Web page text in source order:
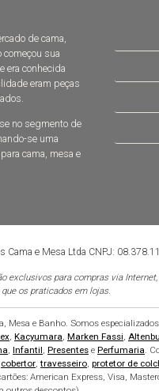
de cama,
sua
era conhecida
eram peças
no segmento de
se uma
cama, mesa e
Cama e Mesa Ltda CNPJ:
exclusivos para compras via
os praticados em lojas.
Mesa e Banho. Somos
, Kacyumara, Marken Fassi,
, Infantil, Presentes e Perfumaria.
cobertor,travesseiro, protetor de
American Express, Visa,